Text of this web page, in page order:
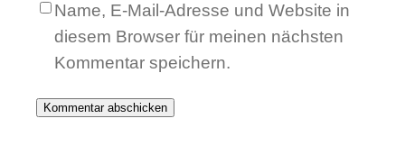
Name, E-Mail-Adresse und Website in
diesem Browser für meinen nächsten
Kommentar speichern.